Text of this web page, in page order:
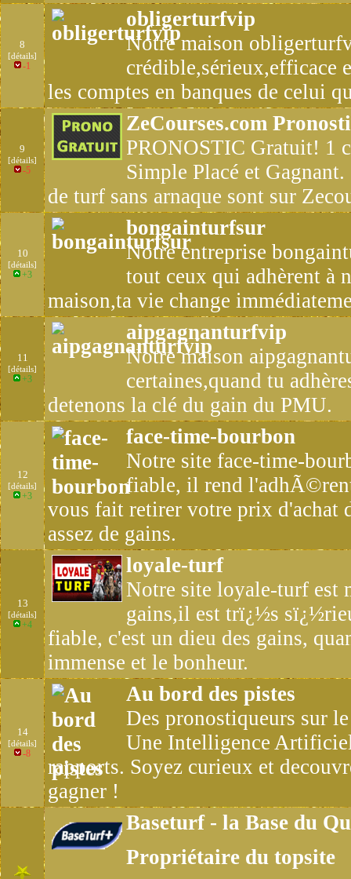
8
[détails]
-1
obligerturfvip
Notre maison
crédible,sérieux,efficace
les comptes en banques de celui
9
[détails]
-5
ZeCourses.com
PRONOSTIC Gratuit! 1
Simple Placé et
de turf sans arnaque sont sur
10
[détails]
+3
bongainturfsur
Notre entreprise
tout ceux qui adhèrent à
maison,ta vie change
11
[détails]
+3
aipgagnanturfvip
Notre maison
certaines,quand tu
detenons la clé du gain du PMU.
12
[détails]
+3
face-time-bourbon
Notre site face-time-
fiable, il rend
vous fait retirer votre prix d'achat
assez de gains.
13
[détails]
+4
loyale-turf
Notre site loyale-turf est
gains,il est trï¿½s
fiable, c'est un dieu des gains,
immense et le bonheur.
14
[détails]
-8
Au bord des pistes
Des pronostiqueurs sur
Une Intelligence
rapports. Soyez curieux et
gagner !
Baseturf - la Base du
Propriétaire du topsite